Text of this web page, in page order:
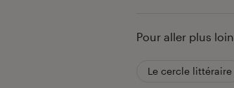
Pour aller plus loin
Le cercle littéraire